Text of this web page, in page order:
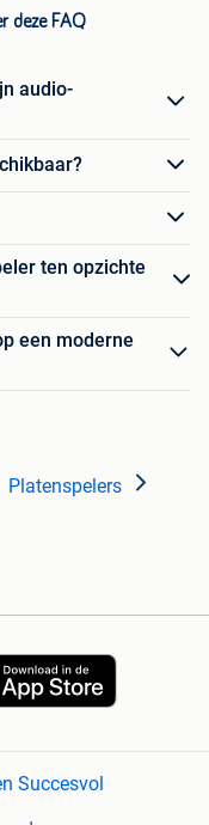
deze FAQ
audio-
ten opzichte
een moderne
Platenspelers
Succesvol